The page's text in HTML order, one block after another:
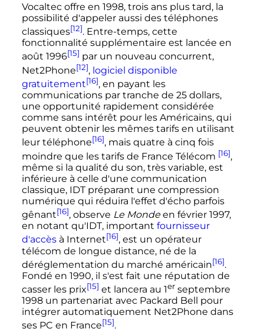
Vocaltec offre en 1998, trois ans plus tard, la
possibilité d'appeler aussi des téléphones
classiques[12]. Entre-temps, cette
fonctionnalité supplémentaire est lancée en
août 1996[15] par un nouveau concurrent,
Net2Phone[12], logiciel disponible
gratuitement[16], en payant les
communications par tranche de 25 dollars,
une opportunité rapidement considérée
comme sans intérêt pour les Américains, qui
peuvent obtenir les mêmes tarifs en utilisant
leur téléphone[16], mais quatre à cinq fois
moindre que les tarifs de France Télécom [16],
même si la qualité du son, très variable, est
inférieure à celle d'une communication
classique, IDT préparant une compression
numérique qui réduira l'effet d'écho parfois
gênant[16], observe Le Mondeen février 1997,
en notant qu'IDT, important fournisseur
d'accèsà Internet[16], est un opérateur
télécom de longue distance, né de la
déréglementation du marché américain[16].
Fondé en 1990, il s'est fait une réputation de
casser les prix[15] et lancera au 1er septembre
1998un partenariat avec Packard Bell pour
intégrer automatiquement Net2Phone dans
ses PC en France[15].